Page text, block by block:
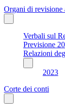
Organi di revisione
Verbali sul
Previsione
Relazioni
2023
Corte dei conti